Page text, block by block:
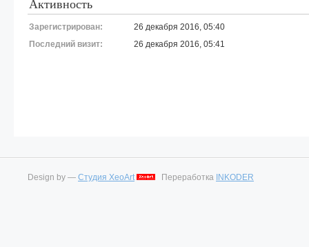
Активность
Зарегистрирован:
26 декабря 2016, 05:40
Последний визит:
26 декабря 2016, 05:41
Design by — Студия XeoArt Переработка INKODER